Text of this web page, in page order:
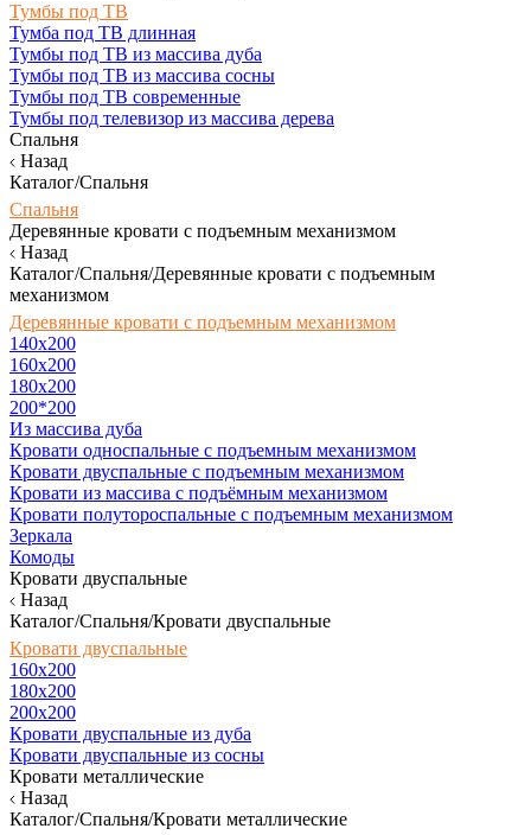
Тумбы под ТВ
Тумба под ТВ длинная
Тумбы под ТВ из массива дуба
Тумбы под ТВ из массива сосны
Тумбы под ТВ современные
Тумбы под телевизор из массива дерева
Спальня
Назад
Каталог/Спальня
Спальня
Деревянные кровати с подъемным механизмом
Назад
Каталог/Спальня/Деревянные кровати с подъемным
механизмом
Деревянные кровати с подъемным механизмом
140x200
160х200
180х200
200*200
Из массива дуба
Кровати односпальные с подъемным механизмом
Кровати двуспальные с подъемным механизмом
Кровати из массива с подъёмным механизмом
Кровати полутороспальные с подъемным механизмом
Зеркала
Комоды
Кровати двуспальные
Назад
Каталог/Спальня/Кровати двуспальные
Кровати двуспальные
160х200
180x200
200x200
Кровати двуспальные из дуба
Кровати двуспальные из сосны
Кровати металлические
Назад
Каталог/Спальня/Кровати металлические